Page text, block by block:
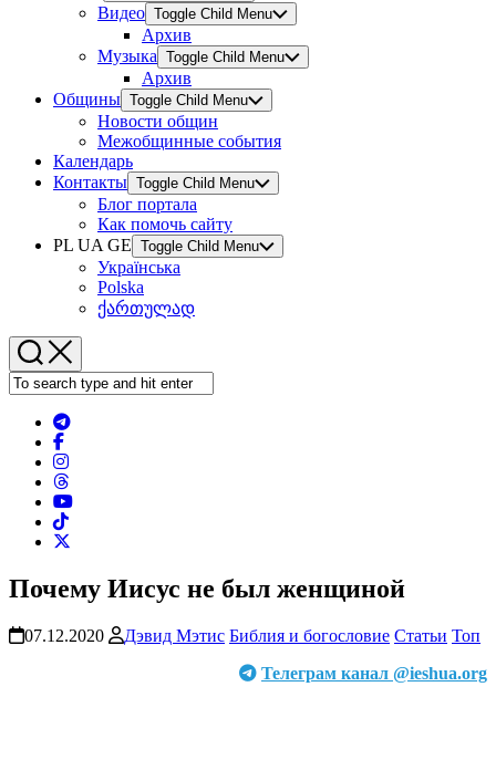
Видео Toggle Child Menu
Архив
Музыка Toggle Child Menu
Архив
Общины Toggle Child Menu
Новости общин
Межобщинные события
Календарь
Контакты Toggle Child Menu
Блог портала
Как помочь сайту
PL UA GE Toggle Child Menu
Українська
Polska
ქართულად
Почему Иисус не был женщиной
07.12.2020 Дэвид Мэтис Библия и богословие Статьи Топ
Телеграм канал @ieshua.org